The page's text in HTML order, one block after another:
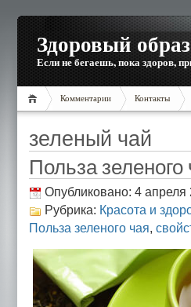
Здоровый
Если не бегаешь, пока здоров,
Комментарии Контакты
зеленый чай
Польза зеленого
Опубликовано: 4 апреля
Рубрика: Красота и
Польза зеленого чая,